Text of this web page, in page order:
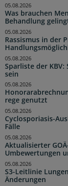
Was brauchen
Behandlung
05.08.2026
Rassismus in der
05.08.2026
Sparliste der
sein
05.08.2026
rege genutzt
05.08.2026
Cyclosporiasis-
Fälle
05.08.2026
Aktualisierter
Umbewertungen
05.08.2026
S3-Leitlinie
Änderungen
05.08.2026